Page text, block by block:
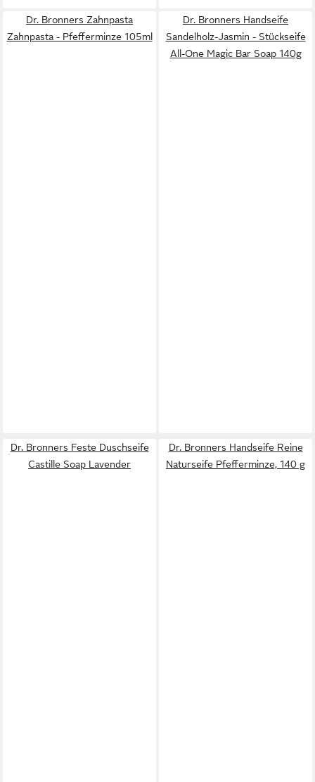
Dr. Bronners Zahnpasta
Zahnpasta - Pfefferminze 105ml
Dr. Bronners Handseife
Sandelholz-Jasmin - Stückseife
All-One Magic Bar Soap 140g
Dr. Bronners Feste Duschseife
Castille Soap Lavender
Dr. Bronners Handseife Reine
Naturseife Pfefferminze, 140 g